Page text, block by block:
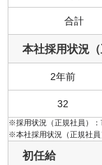
合計
本社採用状況（
2年前
32
※採用状況（正規社員）：
※本社採用状況（正規社員
初任給